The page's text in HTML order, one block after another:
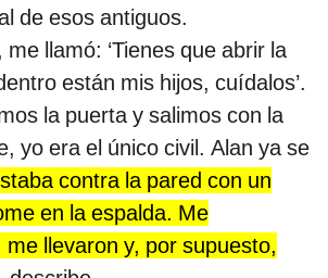
de esos antiguos.
llamó: ‘Tienes que abrir la
están mis hijos, cuídalos’.
la puerta y salimos con la
yo era el único civil. Alan ya se
contra la pared con un
en la espalda. Me
llevaron y, por supuesto,